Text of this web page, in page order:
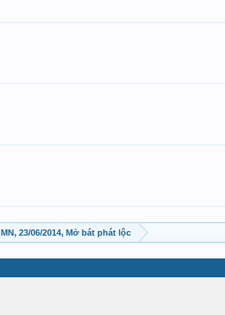
MN, 23/06/2014, Mở bát phát lộc